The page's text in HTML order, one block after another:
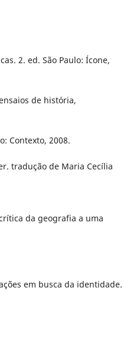
2. ed. São Paulo: Ícone,
de história,
Contexto, 2008.
tradução de Maria Cecília
da geografia a uma
em busca da identidade.